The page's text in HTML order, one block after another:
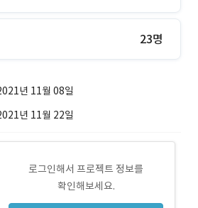
23명
년 11월 08일
년 11월 22일
로그인해서 프로젝트 정보를
확인해보세요.